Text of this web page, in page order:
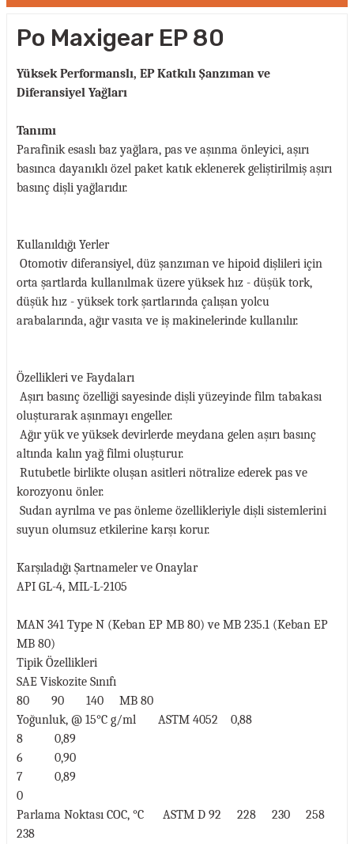
Po Maxigear EP 80
Yüksek Performanslı, EP Katkılı Şanzıman ve
Diferansiyel Yağları
Tanımı
Parafinik esaslı baz yağlara, pas ve aşınma önleyici, aşırı
basınca dayanıklı özel paket katık eklenerek geliştirilmiş aşırı
basınç dişli yağlarıdır.
Kullanıldığı Yerler
Otomotiv diferansiyel, düz şanzıman ve hipoid dişlileri için
orta şartlarda kullanılmak üzere yüksek hız - düşük tork,
düşük hız - yüksek tork şartlarında çalışan yolcu
arabalarında, ağır vasıta ve iş makinelerinde kullanılır.
Özellikleri ve Faydaları
Aşırı basınç özelliği sayesinde dişli yüzeyinde film tabakası
oluşturarak aşınmayı engeller.
Ağır yük ve yüksek devirlerde meydana gelen aşırı basınç
altında kalın yağ filmi oluşturur.
Rutubetle birlikte oluşan asitleri nötralize ederek pas ve
korozyonu önler.
Sudan ayrılma ve pas önleme özellikleriyle dişli sistemlerini
suyun olumsuz etkilerine karşı korur.
Karşıladığı Şartnameler ve Onaylar
API GL-4, MIL-L-2105
MAN 341 Type N (Keban EP MB 80) ve MB 235.1 (Keban EP
MB 80)
Tipik Özellikleri
SAE Viskozite Sınıfı
80 90 140 MB 80
Yoğunluk, @ 15°C g/ml ASTM 4052 0,88
8 0,89
6 0,90
7 0,89
0
Parlama Noktası COC, °C ASTM D 92 228 230 258
238